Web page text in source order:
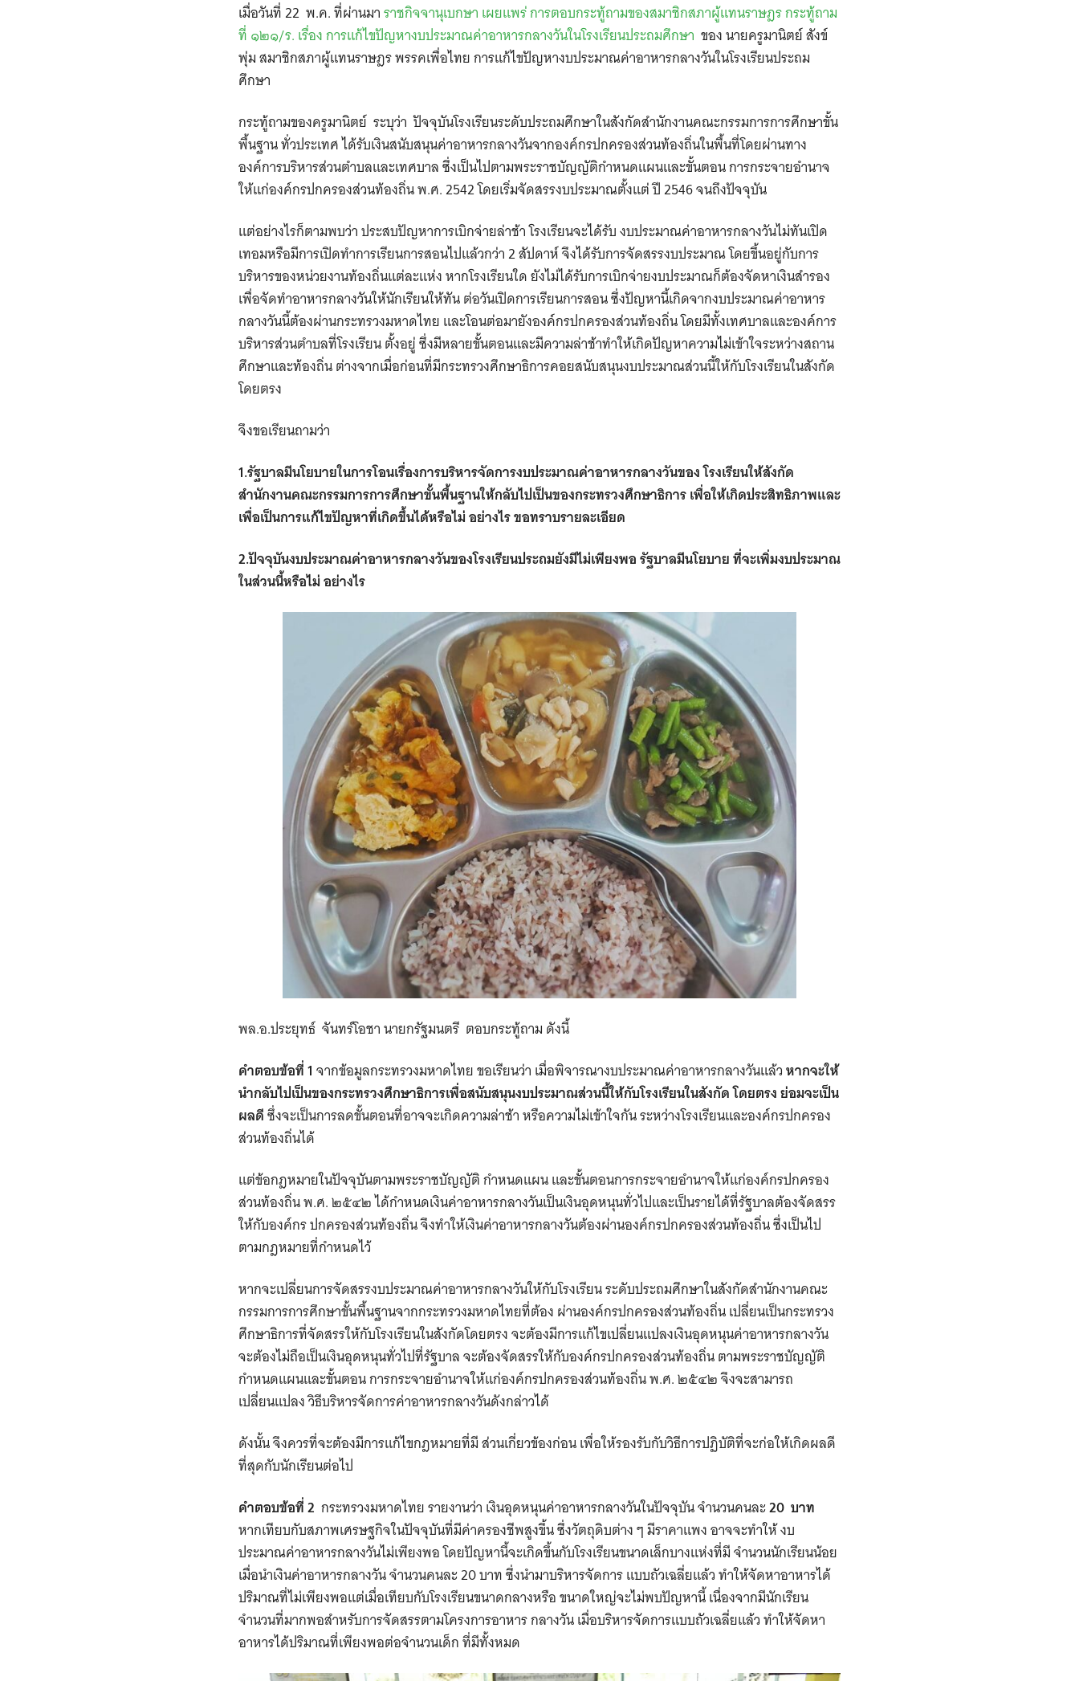
Search
for:
เมื่อวันที่ 22 พ.ค. ที่ผ่านมาราชกิจจานุเบกษา เผยแพร่ การตอบกระทู้ถามของสมาชิกสภาผู้แทนราษฎร กระทู้ถาม
ที่ ๑๒๑/ร. เรื่อง การแก้ไขปัญหางบประมาณค่าอาหารกลางวันในโรงเรียนประถมศึกษา ของ นายครูมานิตย์ สังข์
พุ่ม สมาชิกสภาผู้แทนราษฎร พรรคเพื่อไทยการแก้ไขปัญหางบประมาณค่าอาหารกลางวันในโรงเรียนประถม
ศึกษา
กระทู้ถามของครูมานิตย์ ระบุว่า ปัจจุบันโรงเรียนระดับประถมศึกษาในสังกัดสำนักงานคณะกรรมการการศึกษาขั้น
พื้นฐานทั่วประเทศ ได้รับเงินสนับสนุนค่าอาหารกลางวันจากองค์กรปกครองส่วนท้องถิ่นในพื้นที่โดยผ่านทาง
องค์การบริหารส่วนตำบลและเทศบาล ซึ่งเป็นไปตามพระราชบัญญัติกำหนดแผนและขั้นตอนการกระจายอำนาจ
ให้แก่องค์กรปกครองส่วนท้องถิ่น พ.ศ. 2542โดยเริ่มจัดสรรงบประมาณตั้งแต่ปี 2546จนถึงปัจจุบัน
แต่อย่างไรก็ตามพบว่า ประสบปัญหาการเบิกจ่ายล่าช้า โรงเรียนจะได้รับงบประมาณค่าอาหารกลางวันไม่ทันเปิด
เทอมหรือมีการเปิดทำการเรียนการสอนไปแล้วกว่า 2สัปดาห์จึงได้รับการจัดสรรงบประมาณ โดยขึ้นอยู่กับการ
บริหารของหน่วยงานท้องถิ่นแต่ละแห่ง หากโรงเรียนใดยังไม่ได้รับการเบิกจ่ายงบประมาณก็ต้องจัดหาเงินสำรอง
เพื่อจัดทำอาหารกลางวันให้นักเรียนให้ทันต่อวันเปิดการเรียนการสอน ซึ่งปัญหานี้เกิดจากงบประมาณค่าอาหาร
กลางวันนี้ต้องผ่านกระทรวงมหาดไทย และโอนต่อมายังองค์กรปกครองส่วนท้องถิ่น โดยมีทั้งเทศบาลและองค์การ
บริหารส่วนตำบลที่โรงเรียนตั้งอยู่ ซึ่งมีหลายขั้นตอนและมีความล่าช้าทำให้เกิดปัญหาความไม่เข้าใจระหว่างสถาน
ศึกษาและท้องถิ่นต่างจากเมื่อก่อนที่มีกระทรวงศึกษาธิการคอยสนับสนุนงบประมาณส่วนนี้ให้กับโรงเรียนในสังกัด
โดยตรง
จึงขอเรียนถามว่า
1.รัฐบาลมีนโยบายในการโอนเรื่องการบริหารจัดการงบประมาณค่าอาหารกลางวันของโรงเรียนให้สังกัด
สำนักงานคณะกรรมการการศึกษาขั้นพื้นฐานให้กลับไปเป็นของกระทรวงศึกษาธิการเพื่อให้เกิดประสิทธิภาพและ
เพื่อเป็นการแก้ไขปัญหาที่เกิดขึ้นได้หรือไม่ อย่างไร ขอทราบรายละเอียด
2.ปัจจุบันงบประมาณค่าอาหารกลางวันของโรงเรียนประถมยังมีไม่เพียงพอ รัฐบาลมีนโยบายที่จะเพิ่มงบประมาณ
ในส่วนนี้หรือไม่ อย่างไร
พล.อ.ประยุทธ์ จันทร์โอชา นายกรัฐมนตรี ตอบกระทู้ถาม ดังนี้
คำตอบข้อที่1 จากข้อมูลกระทรวงมหาดไทย ขอเรียนว่า เมื่อพิจารณางบประมาณค่าอาหารกลางวันแล้วหากจะให้
นำกลับไปเป็นของกระทรวงศึกษาธิการเพื่อสนับสนุนงบประมาณส่วนนี้ให้กับโรงเรียนในสังกัดโดยตรง ย่อมจะเป็น
ผลดีซึ่งจะเป็นการลดขั้นตอนที่อาจจะเกิดความล่าช้า หรือความไม่เข้าใจกันระหว่างโรงเรียนและองค์กรปกครอง
ส่วนท้องถิ่นได้
แต่ข้อกฎหมายในปัจจุบันตามพระราชบัญญัติกำหนดแผน และขั้นตอนการกระจายอำนาจให้แก่องค์กรปกครอง
ส่วนท้องถิ่น พ.ศ. ๒๕๔๒ได้กำหนดเงินค่าอาหารกลางวันเป็นเงินอุดหนุนทั่วไปและเป็นรายได้ที่รัฐบาลต้องจัดสรร
ให้กับองค์กรปกครองส่วนท้องถิ่น จึงทำให้เงินค่าอาหารกลางวันต้องผ่านองค์กรปกครองส่วนท้องถิ่น ซึ่งเป็นไป
ตามกฎหมายที่กำหนดไว้
หากจะเปลี่ยนการจัดสรรงบประมาณค่าอาหารกลางวันให้กับโรงเรียนระดับประถมศึกษาในสังกัดสำนักงานคณะ
กรรมการการศึกษาขั้นพื้นฐานจากกระทรวงมหาดไทยที่ต้อง ผ่านองค์กรปกครองส่วนท้องถิ่น เปลี่ยนเป็นกระทรวง
ศึกษาธิการที่จัดสรรให้กับโรงเรียนในสังกัดโดยตรงจะต้องมีการแก้ไขเปลี่ยนแปลงเงินอุดหนุนค่าอาหารกลางวัน
จะต้องไม่ถือเป็นเงินอุดหนุนทั่วไปที่รัฐบาลจะต้องจัดสรรให้กับองค์กรปกครองส่วนท้องถิ่น ตามพระราชบัญญัติ
กำหนดแผนและขั้นตอนการกระจายอำนาจให้แก่องค์กรปกครองส่วนท้องถิ่น พ.ศ. ๒๕๔๒ จึงจะสามารถ
เปลี่ยนแปลงวิธีบริหารจัดการค่าอาหารกลางวันดังกล่าวได้
ดังนั้น จึงควรที่จะต้องมีการแก้ไขกฎหมายที่มีส่วนเกี่ยวข้องก่อน เพื่อให้รองรับกับวิธีการปฏิบัติที่จะก่อให้เกิดผลดี
ที่สุดกับนักเรียนต่อไป
คำตอบข้อที่2 กระทรวงมหาดไทย รายงานว่า เงินอุดหนุนค่าอาหารกลางวันในปัจจุบัน จำนวนคนละ20 บาท
หากเทียบกับสภาพเศรษฐกิจในปัจจุบันที่มีค่าครองชีพสูงขึ้น ซึ่งวัตถุดิบต่าง ๆ มีราคาแพง อาจจะทำให้งบ
ประมาณค่าอาหารกลางวันไม่เพียงพอ โดยปัญหานี้จะเกิดขึ้นกับโรงเรียนขนาดเล็กบางแห่งที่มีจำนวนนักเรียนน้อย
เมื่อนำเงินค่าอาหารกลางวัน จำนวนคนละ20บาท ซึ่งนำมาบริหารจัดการแบบถัวเฉลี่ยแล้ว ทำให้จัดหาอาหารได้
ปริมาณที่ไม่เพียงพอแต่เมื่อเทียบกับโรงเรียนขนาดกลางหรือขนาดใหญ่จะไม่พบปัญหานี้ เนื่องจากมีนักเรียน
จำนวนที่มากพอสำหรับการจัดสรรตามโครงการอาหารกลางวัน เมื่อบริหารจัดการแบบถัวเฉลี่ยแล้ว ทำให้จัดหา
อาหารได้ปริมาณที่เพียงพอต่อจำนวนเด็กที่มีทั้งหมด